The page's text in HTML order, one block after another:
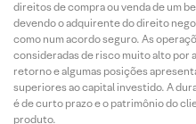
direitos de compra ou venda de um
devendo o adquirente do direito
como num acordo seguro. As
consideradas de risco muito alto por
retorno e algumas posições
superiores ao capital investido. A
é de curto prazo e o patrimônio do
produto.